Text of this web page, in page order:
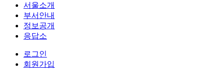
서울소개
부서안내
정보공개
응답소
로그인
회원가입